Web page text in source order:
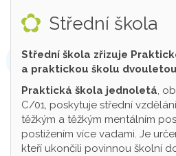
Střední škola
Střední škola zřizuje
a praktickou školu dvouletou
Praktická škola jednoletá,
C/01, poskytuje střední
těžkým a těžkým mentálním
postižením více vadami. Je
kteří ukončili povinnou školní